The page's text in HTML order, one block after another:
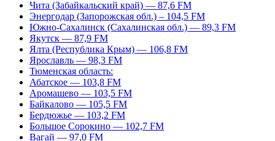
Чита (Забайкальский край) — 87,6 FM
Энергодар (Запорожская обл.) – 104,5 FM
Южно-Сахалинск (Сахалинская обл.) — 89,3 FM
Якутск — 87,9 FM
Ялта (Республика Крым) — 106,8 FM
Ярославль — 98,3 FM
Тюменская область:
Абатское — 103,8 FM
Аромашево — 103,5 FM
Байкалово — 105,5 FM
Бердюжье — 103,2 FM
Большое Сорокино — 102,7 FM
Вагай — 97,0 FM